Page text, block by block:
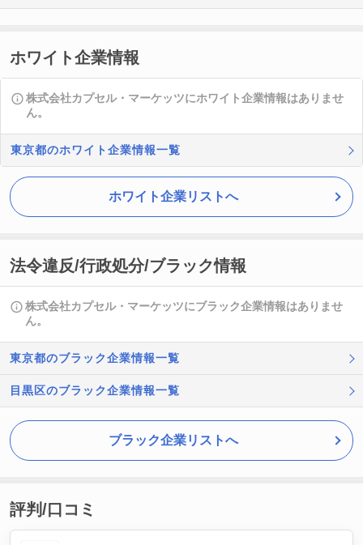
ホワイト企業情報
株式会社カプセル・マーケッツにホワイト企業情報はありませ
ん。
東京都のホワイト企業情報一覧
ホワイト企業リストへ
法令違反/行政処分/ブラック情報
株式会社カプセル・マーケッツにブラック企業情報はありませ
ん。
東京都のブラック企業情報一覧
目黒区のブラック企業情報一覧
ブラック企業リストへ
評判/口コミ